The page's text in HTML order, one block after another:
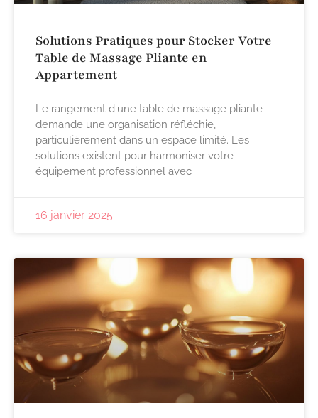
Solutions Pratiques pour Stocker Votre
Table de Massage Pliante en
Appartement
Le rangement d'une table de massage pliante
demande une organisation réfléchie,
particulièrement dans un espace limité. Les
solutions existent pour harmoniser votre
équipement professionnel avec
16 janvier 2025